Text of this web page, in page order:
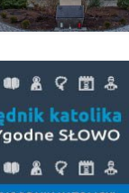
kapłana
strony